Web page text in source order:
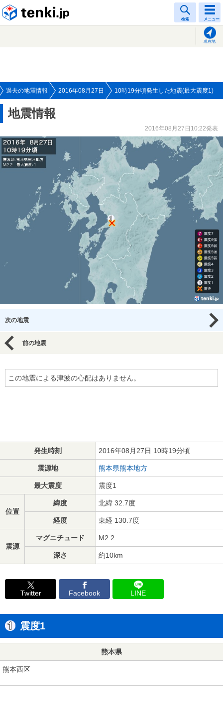
検索 メニュー
現在地
過去の地震情報 2016年08月27日 10時19分頃発生した地震(最大震度1)
地震情報
2016年08月27日10:22発表
次の地震
前の地震
この地震による津波の心配はありません。
発生時刻 2016年08月27日 10時19分頃
震源地 熊本県熊本地方
最大震度 震度1
位置
緯度 北緯 32.7度
経度 東経 130.7度
震源
マグニチュード M2.2
深さ 約10km
Twitter Facebook LINE
震度1
熊本県
熊本西区